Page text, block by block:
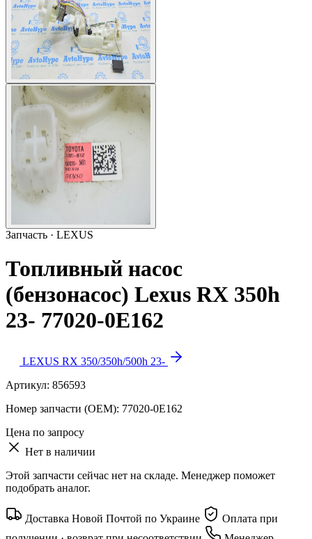
Запчасть · LEXUS
Топливный насос
(бензонасос) Lexus RX 350h
23- 77020-0E162
LEXUS RX 350/350h/500h 23-
Артикул: 856593
Номер запчасти (OEM): 77020-0E162
Цена по запросу
Нет в наличии
Этой запчасти сейчас нет на складе. Менеджер поможет
подобрать аналог.
Доставка Новой Почтой по Украине
Оплата при